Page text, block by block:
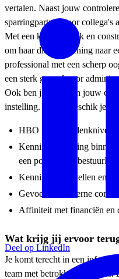
vertalen. Naast jouw
sparringpartner voor collega's
Met een kritische blik en
om haar dienstverlening naar
professional met een scherp
een sterk gevoel voor
Ook ben jij helder in jouw
instelling. Verder beschik je
HBO werk- & denkniveau
Kennis en ervaring binnen
een politiek- en
Kennis van opstellen en
Gevoel voor interne
Affiniteit met financiën en
Wat krijg jij ervoor
Je komt terecht in een
team met betrokken
Deel op LinkedIn